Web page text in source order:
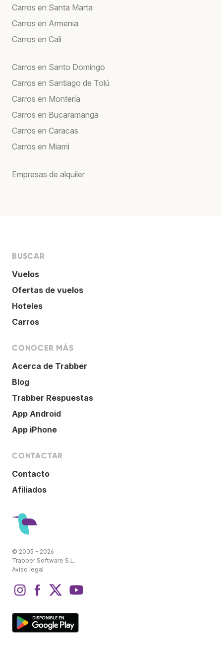
Carros en Santa Marta
Carros en Armenia
Carros en Cali
Carros en Santo Domingo
Carros en Santiago de Tolú
Carros en Montería
Carros en Bucaramanga
Carros en Caracas
Carros en Miami
Empresas de alquiler
BUSCAR
Vuelos
Ofertas de vuelos
Hoteles
Carros
CONOCER MÁS
Acerca de Trabber
Blog
Trabber Respuestas
App Android
App iPhone
CONTACTAR
Contacto
Afiliados
© 2005 - 2026
Trabber Software S.L.
Aviso legal